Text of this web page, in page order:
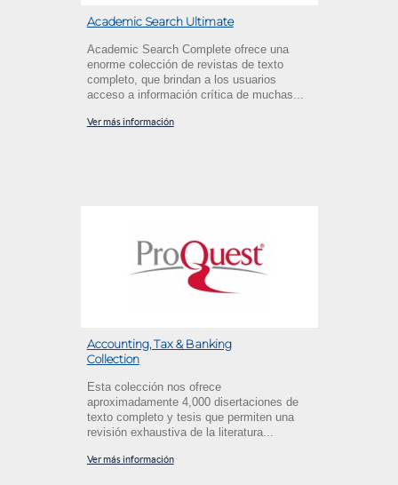
Academic Search Ultimate
Academic Search Complete ofrece una
enorme colección de revistas de texto
completo, que brindan a los usuarios
acceso a información crítica de muchas...
Ver más información
Accounting, Tax & Banking
Collection
Esta colección nos ofrece
aproximadamente 4,000 disertaciones de
texto completo y tesis que permiten una
revisión exhaustiva de la literatura...
Ver más información